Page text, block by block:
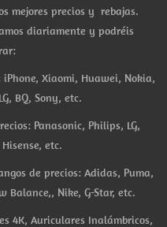
mejores precios y rebajas.
diariamente y podréis
Xiaomi, Huawei, Nokia,
BQ, Sony, etc.
Panasonic, Philips, LG,
etc.
de precios: Adidas, Puma,
Balance,, Nike, G-Star, etc.
4K, Auriculares Inalámbricos,